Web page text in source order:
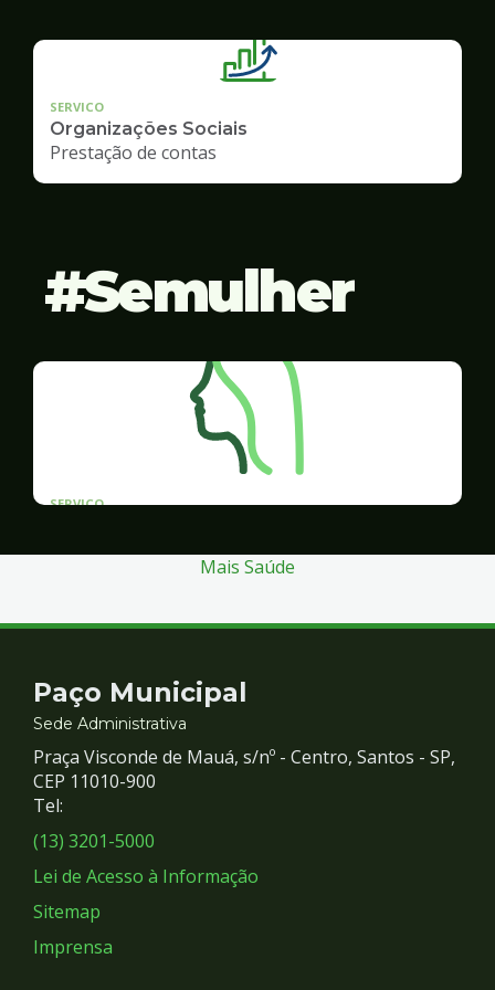
SERVICO
Organizações Sociais
Prestação de contas
Semulher
SERVICO
Mais Saúde
Contato
e
Redes
Sociais
Paço Municipal
Sede Administrativa
Praça Visconde de Mauá, s/nº - Centro, Santos - SP,
CEP 11010-900
Tel:
(13) 3201-5000
Lei de Acesso à Informação
Sitemap
Imprensa